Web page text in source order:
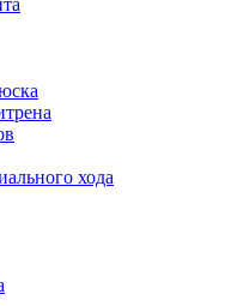
хода